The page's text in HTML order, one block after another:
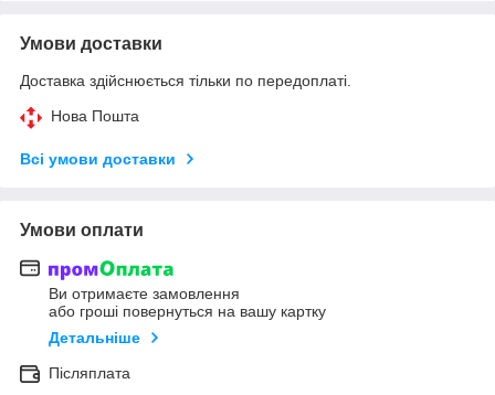
Умови доставки
Доставка здійснюється тільки по передоплаті.
Нова Пошта
Всі умови доставки
Умови оплати
Ви отримаєте замовлення
або гроші повернуться на вашу картку
Детальніше
Післяплата